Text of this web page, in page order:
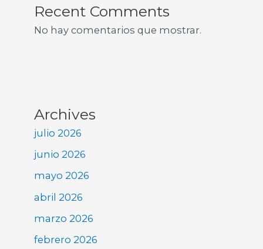
Recent Comments
No hay comentarios que mostrar.
Archives
julio 2026
junio 2026
mayo 2026
abril 2026
marzo 2026
febrero 2026